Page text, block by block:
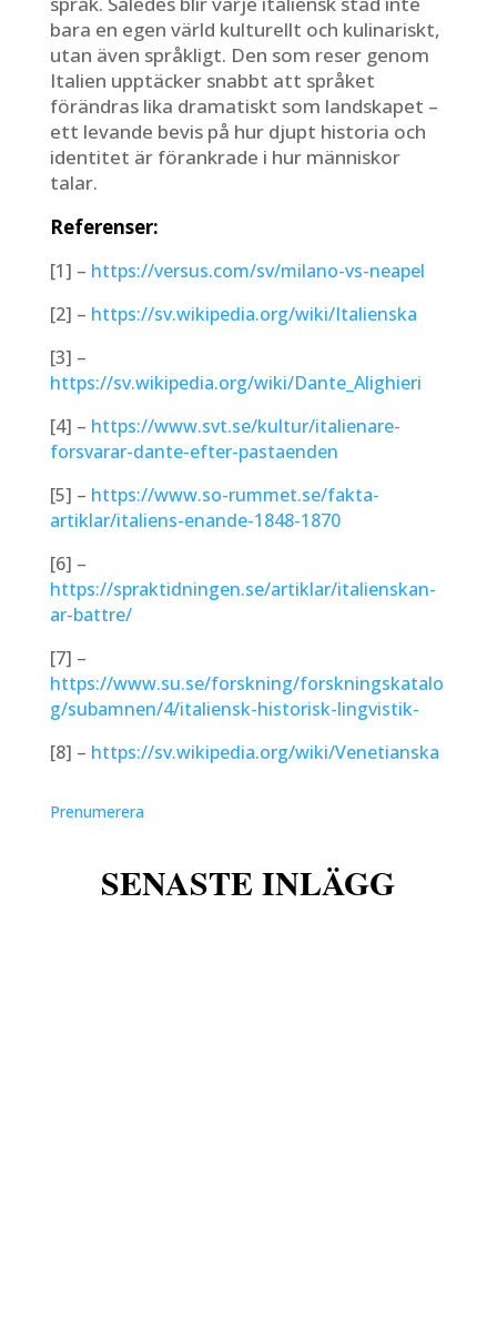
bara en egen värld kulturellt och kulinariskt,
utan även språkligt. Den som reser genom
Italien upptäcker snabbt att språket
förändras lika dramatiskt som landskapet –
ett levande bevis på hur djupt historia och
identitet är förankrade i hur människor
talar.
Referenser:
[1] – https://versus.com/sv/milano-vs-neapel
[2] – https://sv.wikipedia.org/wiki/Italienska
[3] –
https://sv.wikipedia.org/wiki/Dante_Alighieri
[4] – https://www.svt.se/kultur/italienare-
forsvarar-dante-efter-pastaenden
[5] – https://www.so-rummet.se/fakta-
artiklar/italiens-enande-1848-1870
[6] –
https://spraktidningen.se/artiklar/italienskan-
ar-battre/
[7] –
https://www.su.se/forskning/forskningskatalo
g/subamnen/4/italiensk-historisk-lingvistik-
[8] – https://sv.wikipedia.org/wiki/Venetianska
Prenumerera
SENASTE INLÄGG